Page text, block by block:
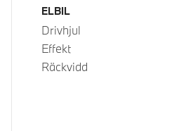
Bränsle
ELBIL
Drivhjul
Effekt
Räckvidd